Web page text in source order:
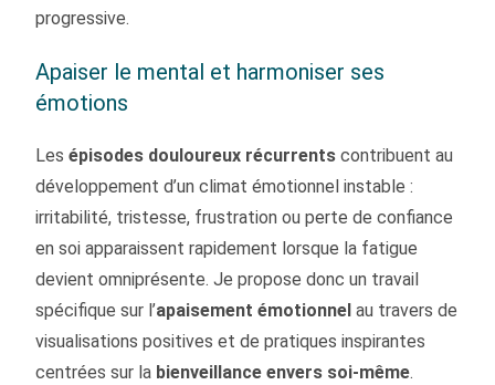
progressive.
Apaiser le mental et harmoniser ses
émotions
Lesépisodes douloureux récurrents contribuent au
développement d’un climat émotionnel instable :
irritabilité, tristesse, frustration ou perte de confiance
en soi apparaissent rapidement lorsque la fatigue
devient omniprésente. Je propose donc un travail
spécifique sur l’apaisement émotionnel au travers de
visualisations positives et de pratiques inspirantes
centrées sur la bienveillance envers soi-même.